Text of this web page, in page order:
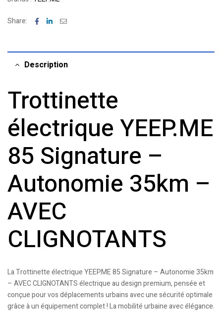
Share: Facebook
LinkedinEmail
Description
Trottinette
électrique YEEP.ME
85 Signature –
Autonomie 35km –
AVEC
CLIGNOTANTS
La Trottinette électrique YEEP.ME 85 Signature – Autonomie 35km
– AVEC CLIGNOTANTS électrique au design premium, pensée et
conçue pour vos déplacements urbains avec une sécurité optimale
grâce à un équipement complet ! La mobilité urbaine avec élégance.